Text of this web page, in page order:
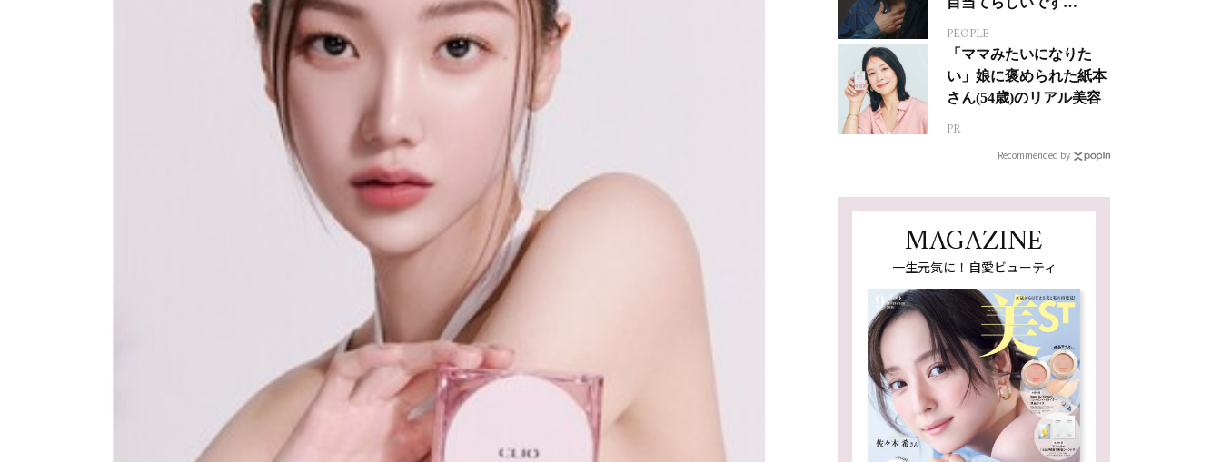
ジカルへの挑戦
PEOPLE
「ママみたいになりた
い」娘に褒められた紙本
さん(54歳)のリアル美容
PR
Recommended by
MAGAZINE
一生元気に！自愛ビューティ